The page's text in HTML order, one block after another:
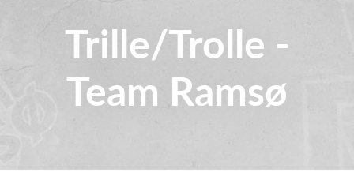
Trille/Trolle -
Team Ramsø